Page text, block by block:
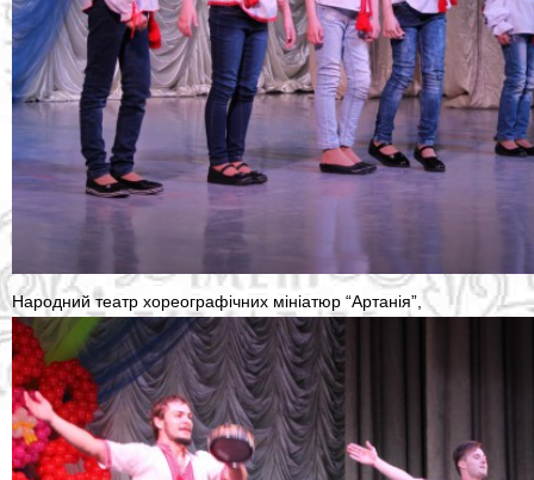
Народний театр хореографічних мініатюр “Артанія”,